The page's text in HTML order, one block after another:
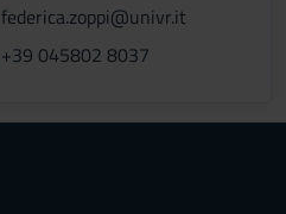
federica.zoppi@univr.it
+39 045802 8037